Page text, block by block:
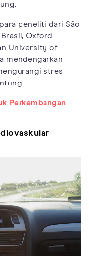
peneliti dari São
Oxford
University of
mendengarkan
stres
Perkembangan